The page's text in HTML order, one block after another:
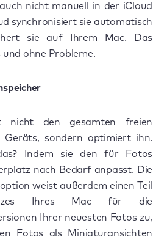
nicht manuell in der iCloud
synchronisiert sie automatisch
sie auf Ihrem Mac. Das
ohne Probleme.
nicht den gesamten freien
Geräts, sondern optimiert ihn.
Indem sie den für Fotos
nach Bedarf anpasst. Die
weist außerdem einen Teil
Ihres Mac für die
Ihrer neuesten Fotos zu,
Fotos als Miniaturansichten